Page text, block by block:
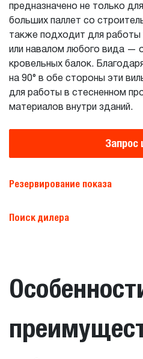
предназначено не только
больших паллет со
также подходит для
или навалом любого вида —
кровельных балок.
на 90° в обе стороны эти
для работы в стесненном
материалов внутри зданий.
Запрос
Резервирование показа
Поиск дилера